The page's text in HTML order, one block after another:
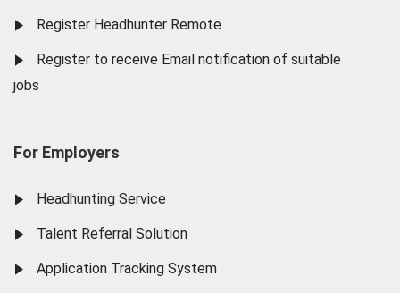
Register Headhunter Remote
Register to receive Email notification of suitable
jobs
For Employers
Headhunting Service
Talent Referral Solution
Application Tracking System